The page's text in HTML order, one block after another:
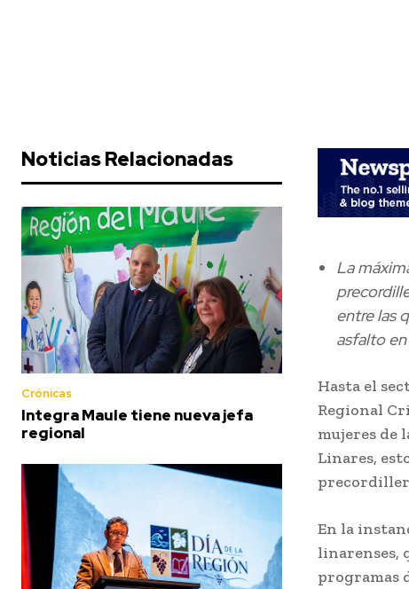
Noticias Relacionadas
Crónicas
Integra Maule tiene nueva jefa
regional
La
entre las
asfalto
Hasta el
Regional
mujeres de
Linares,
En la
linarenses,
programas